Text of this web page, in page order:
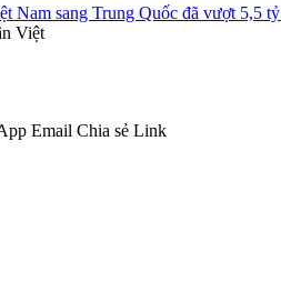
Nam sang Trung Quốc đã vượt 5,5
Việt
Email Chia sẻ Link